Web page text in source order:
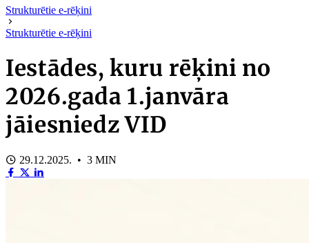
Strukturētie e-rēķini
Strukturētie e-rēķini
Iestādes, kuru rēķini no
2026.gada 1.janvāra
jāiesniedz VID
29.12.2025. • 3 MIN